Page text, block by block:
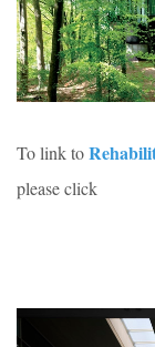
To link to
please click